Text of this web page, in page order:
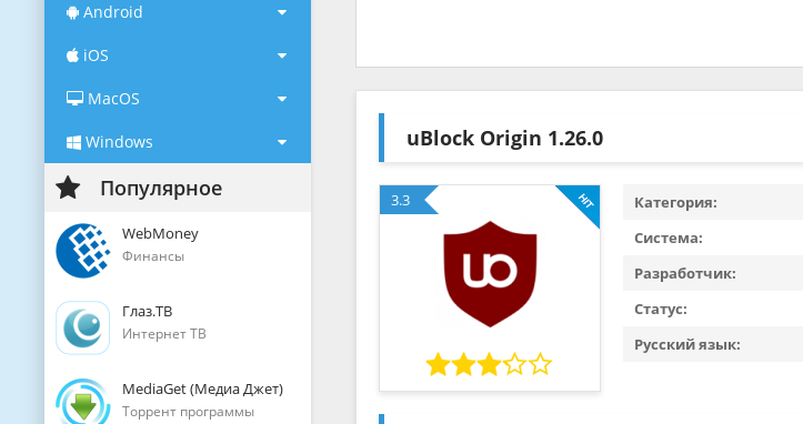
Android
iOS
MacOS
Windows
Популярное
WebMoney
Финансы
Глаз.ТВ
Интернет ТВ
MediaGet (Медиа Джет)
Торрент программы
uBlock Origin 1.26.0
3.3 Категория:
Система:
Разработчик:
Статус:
Русский язык: